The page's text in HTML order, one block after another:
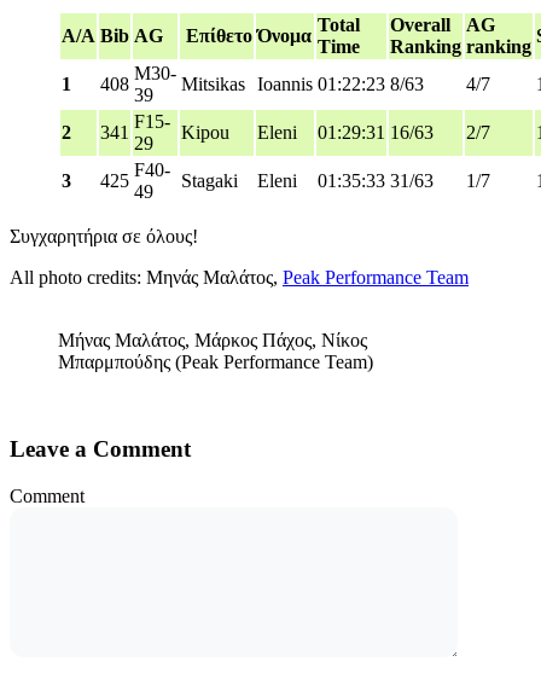
A/A Bib AG Επίθετο Όνομα
Total
Time
Overall
Ranking
AG
ranking
1 408
M30-
39
Mitsikas Ioannis 01:22:23 8/63 4/7
2 341
F15-
29
Kipou Eleni 01:29:31 16/63 2/7
3 425
F40-
49
Stagaki Eleni 01:35:33 31/63 1/7
Συγχαρητήρια σε όλους!
All photo credits: Μηνάς Μαλάτος, Peak Performance Team
Μήνας Μαλάτος, Μάρκος Πάχος, Νίκος
Μπαρμπούδης (Peak Performance Team)
Leave a Comment
Comment